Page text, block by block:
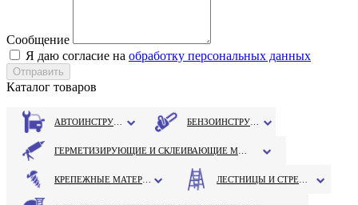
Сообщение
Я даю согласие на обработку персональных данных
Каталог товаров